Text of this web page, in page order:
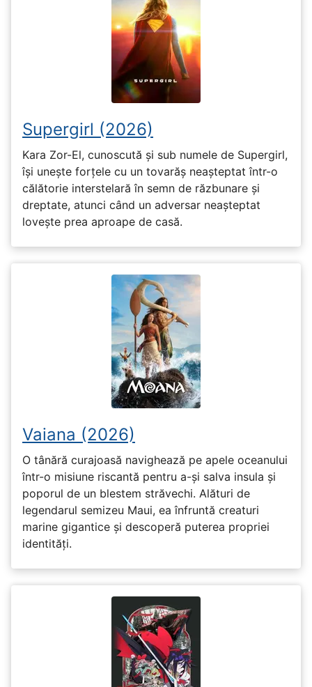
Supergirl (2026)
Kara Zor-El, cunoscută și sub numele de Supergirl,
își unește forțele cu un tovarăș neașteptat într-o
călătorie interstelară în semn de răzbunare și
dreptate, atunci când un adversar neașteptat
lovește prea aproape de casă.
Vaiana (2026)
O tânără curajoasă navighează pe apele oceanului
într-o misiune riscantă pentru a-și salva insula și
poporul de un blestem străvechi. Alături de
legendarul semizeu Maui, ea înfruntă creaturi
marine gigantice și descoperă puterea propriei
identități.